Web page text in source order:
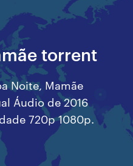
torrent
Noite, Mamãe
Áudio de 2016
720p 1080p.